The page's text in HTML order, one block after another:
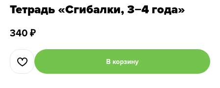
Тетрадь «Сгибалки, 3−4 года»
340₽
В корзину